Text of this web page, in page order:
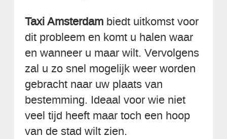
Taxi Amsterdam biedt uitkomst voor
dit probleem en komt u halen waar
en wanneer u maar wilt. Vervolgens
zal u zo snel mogelijk weer worden
gebracht naar uw plaats van
bestemming. Ideaal voor wie niet
veel tijd heeft maar toch een hoop
van de stad wilt zien.